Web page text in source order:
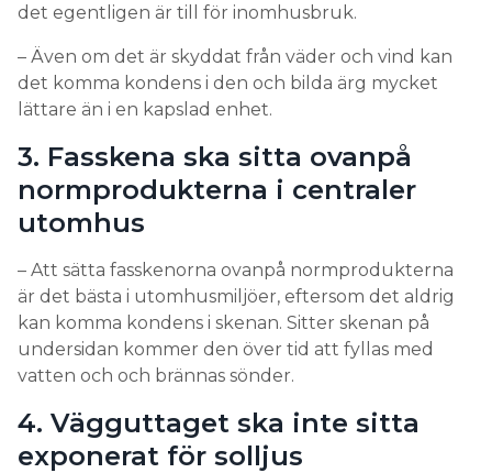
det egentligen är till för inomhusbruk.
– Även om det är skyddat från väder och vind kan
det komma kondens i den och bilda ärg mycket
lättare än i en kapslad enhet.
3. Fasskena ska sitta ovanpå
normprodukterna i centraler
utomhus
– Att sätta fasskenorna ovanpå normprodukterna
är det bästa i utomhusmiljöer, eftersom det aldrig
kan komma kondens i skenan. Sitter skenan på
undersidan kommer den över tid att fyllas med
vatten och och brännas sönder.
4. Vägguttaget ska inte sitta
exponerat för solljus